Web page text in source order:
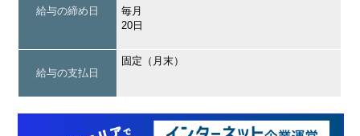
給与の締め日
毎月
20日
給与の支払日
固定（月末）